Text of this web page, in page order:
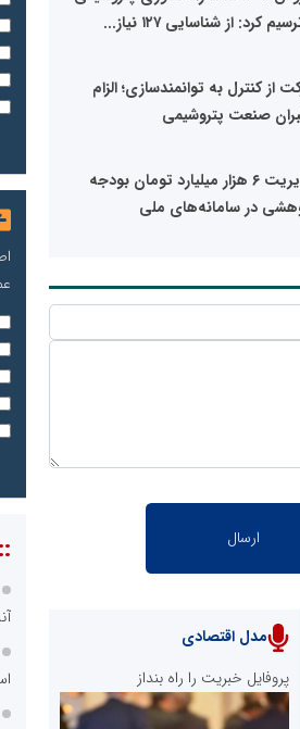
کرد: از شناسایی ۱۲۷ نیاز...
از کنترل به توانمندسازی؛ الزام
صنعت پتروشیمی
مدیریت ۶ هزار میلیارد تومان بودجه
در سامانه‌های ملی
مدل اقتصادی
پروفایل خبریت را راه بنداز